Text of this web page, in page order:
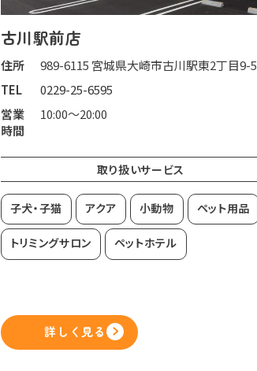
古川駅前店
住所
989-6115 宮城県大崎市古川駅東2丁目9-5
TEL
0229-25-6595
営業
時間
10:00～20:00
取り扱いサービス
子犬・子猫 アクア 小動物 ペット用品
トリミングサロン ペットホテル
詳しく見る